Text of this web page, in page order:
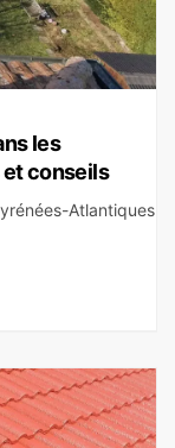
les
conseils
Atlantiques